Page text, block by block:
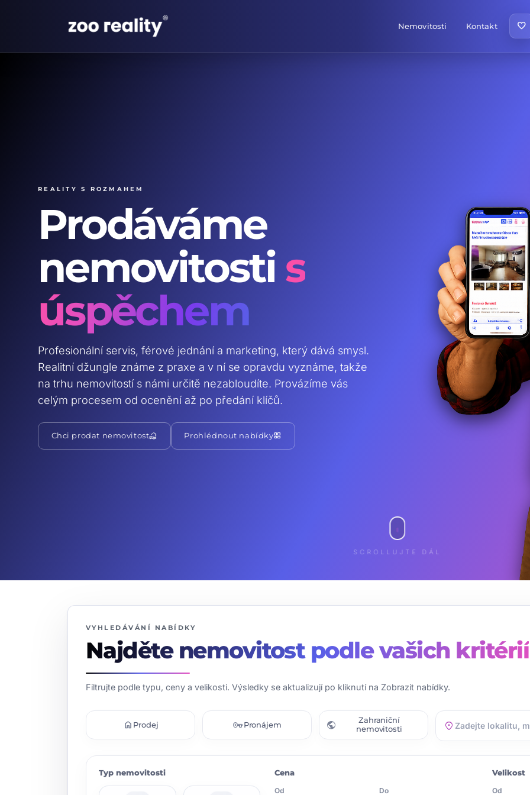
Nemovitosti Kontakt favorite
Reality s rozmahem
Prodáváme
nemovitostis
úspěchem
Profesionální servis, férové jednání a marketing, který dává smysl.
Realitní džungle známe z praxe a v ní se opravdu vyznáme, takže
na trhu nemovitostí s námi určitě nezabloudíte. Provázíme vás
celým procesem od ocenění až po předání klíčů.
Chci prodat nemovitostreal_estate_agent Prohlédnout nabídkygrid_view
SCROLLUJTE DÁL
VYHLEDÁVÁNÍ NABÍDKY
Najděte nemovitost podle vašich kritérií
Filtrujte podle typu, ceny a velikosti. Výsledky se aktualizují po kliknutí na Zobrazit nabídky.
home Prodej vpn_keyPronájem public
Zahraniční
nemovitosti
location_on
Typ nemovitosti Cena
Od Do
Velikost
Od